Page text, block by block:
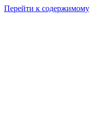
Перейти к содержимому